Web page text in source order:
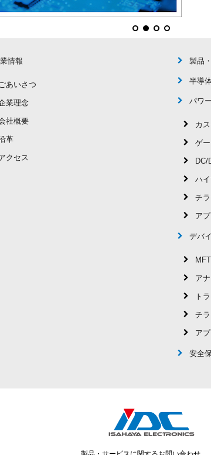
情報
ごあいさつ
業理念
社概要
革
クセス
製品
半導
パワ
カ
ゲ
DC/
ハ
チ
ア
デバ
ア
ト
チ
ア
安全